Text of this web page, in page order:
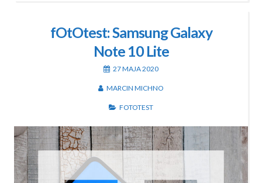
fOtOtest: Samsung Galaxy
Note 10 Lite
27 MAJA 2020
MARCIN MICHNO
FOTOTEST